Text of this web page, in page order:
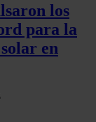
los
para la
en